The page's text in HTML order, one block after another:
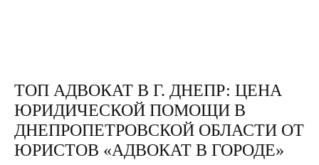
ТОП АДВОКАТ В Г. ДНЕПР: ЦЕНА
ЮРИДИЧЕСКОЙ ПОМОЩИ В
ДНЕПРОПЕТРОВСКОЙ ОБЛАСТИ ОТ
ЮРИСТОВ «АДВОКАТ В ГОРОДЕ»